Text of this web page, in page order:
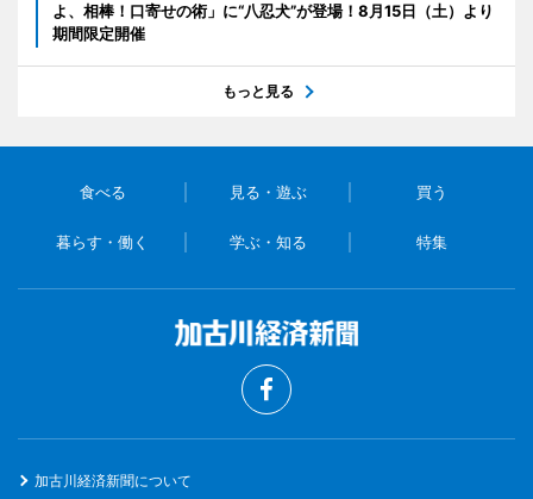
よ、相棒！口寄せの術」に“八忍犬”が登場！8月15日（土）より
期間限定開催
もっと見る
食べる 見る・遊ぶ 買う
暮らす・働く 学ぶ・知る 特集
加古川経済新聞について